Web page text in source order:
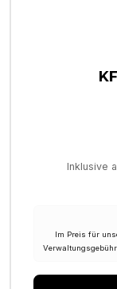
Inklusive
Im Preis für